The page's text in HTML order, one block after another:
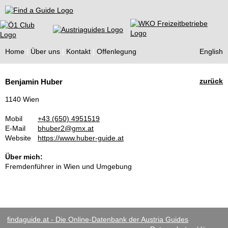
Find a Guide
Home Über uns Kontakt Offenlegung English
Guides
zurück
Benjamin Huber
1140 Wien
Mobil
+43 (650) 4951519
E-Mail
bhuber2@gmx.at
Website
https://www.huber-guide.at
Über mich:
Fremdenführer in Wien und Umgebung
findaguide.at - Die Online-Datenbank der Austria Guides